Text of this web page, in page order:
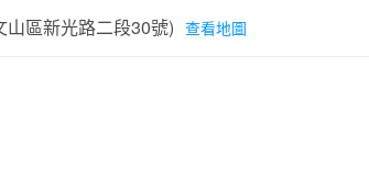
區新光路二段30號) 查看地圖